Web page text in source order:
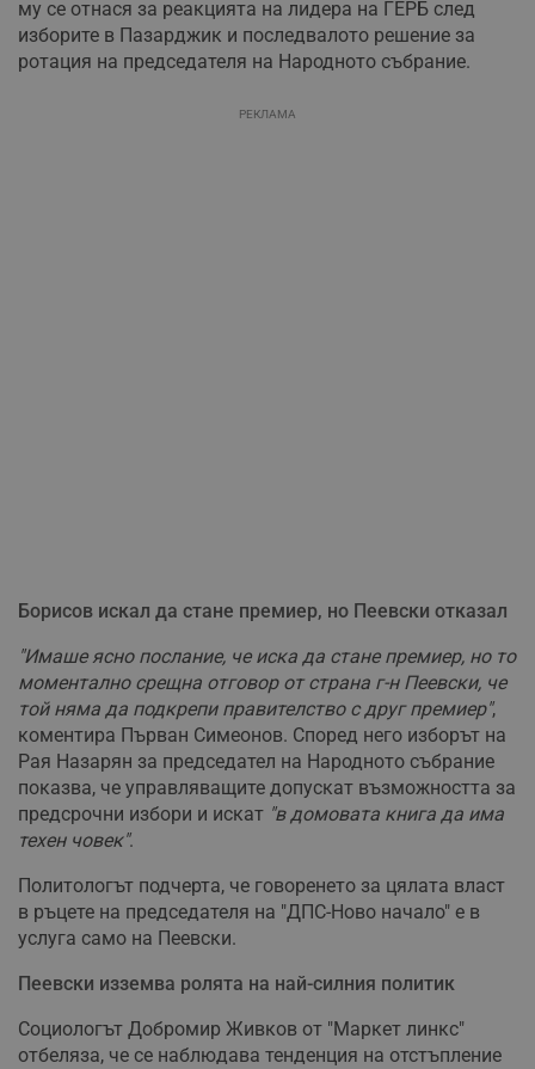
му се отнася за реакцията на лидера на ГЕРБ след
изборите в Пазарджик и последвалото решение за
ротация на председателя на Народното събрание.
РЕКЛАМА
Борисов искал да стане премиер, но Пеевски отказал
"Имаше ясно послание, че иска да стане премиер, но то
моментално срещна отговор от страна г-н Пеевски, че
той няма да подкрепи правителство с друг премиер",
коментира Първан Симеонов. Според него изборът на
Рая Назарян за председател на Народното събрание
показва, че управляващите допускат възможността за
предсрочни избори и искат "в домовата книга да има
техен човек".
Политологът подчерта, че говоренето за цялата власт
в ръцете на председателя на "ДПС-Ново начало" е в
услуга само на Пеевски.
Пеевски изземва ролята на най-силния политик
Социологът Добромир Живков от "Маркет линкс"
отбеляза, че се наблюдава тенденция на отстъпление